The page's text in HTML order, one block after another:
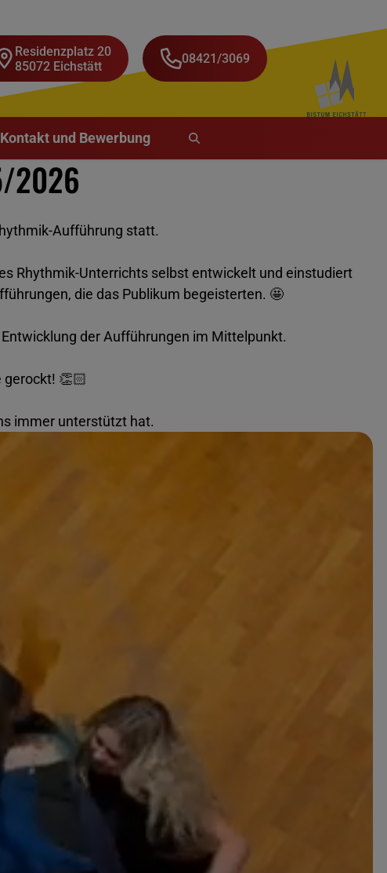
Residenzplatz 20
85072 Eichstätt
08421/3069
Kontakt und Bewerbung
2026
Aufführung statt.
Rhythmik-Unterrichts selbst entwickelt und einstudiert
die das Publikum begeisterten. 🤩
der Aufführungen im Mittelpunkt.
gerockt! 👏🏻
immer unterstützt hat.